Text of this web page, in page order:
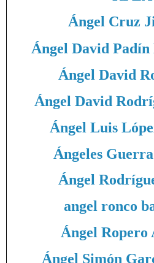
Ángel Cruz
Ángel David Padín
Ángel David
Ángel David
Ángel Luis
Ángeles
Ángel
angel ronco
Ángel Ropero
Ángel Simón